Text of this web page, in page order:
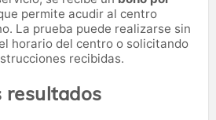
permite acudir al centro
La prueba puede realizarse sin
horario del centro o solicitando
recibidas.
resultados